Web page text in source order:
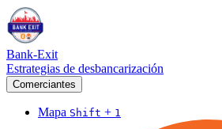
Bank-Exit
Estrategias de desbancarización
Comerciantes
Mapa Shift + 1